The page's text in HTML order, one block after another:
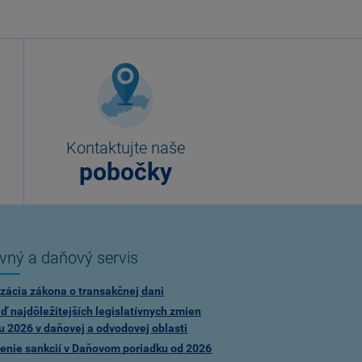
Kontaktujte naše
pobočky
a daňový servis
zákona o transakčnej dani
najdôležitejších legislatívnych zmien
2026 v daňovej a odvodovej oblasti
sankcií v Daňovom poriadku od 2026